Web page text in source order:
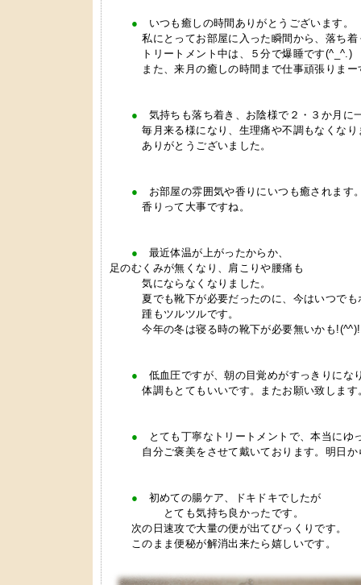
● いつも癒しの時間ありがとうございま
私にとってお部屋に入った瞬間から、落ち着
トリートメント中は、５分で爆睡です(^_^.)
また、来月の癒しの時間まで仕事頑張りまー
● 気持ちも落ち着き、お陰様で２・３か月に
毎月来る様になり、生理痛や不調もなくなり
ありがとうございました。
● お部屋の雰囲気や香りにいつも癒されます
香りって大事ですね。
● 最近体温が上がったからか、
足のむくみが無くなり、肩こりや腰痛も
気にならなくなりました。
夏でも靴下が必要だったのに、今はいつでも
踵もツルツルです。
今年の冬は寝る時の靴下が必要無いかも!(^^)!
● 低血圧ですが、朝の目覚めがすっきりにな
体調もとてもいいです。またお願い致します
● とても丁寧なトリートメントで、本当にゆ
自分ご褒美をさせて戴いております。明日か
● 初めての腸ケア、ドキドキでしたが
とても気持ち良かったです。
次の日速攻で大量の便が出てびっくりです。
このまま便秘が解消出来たら嬉しいです。